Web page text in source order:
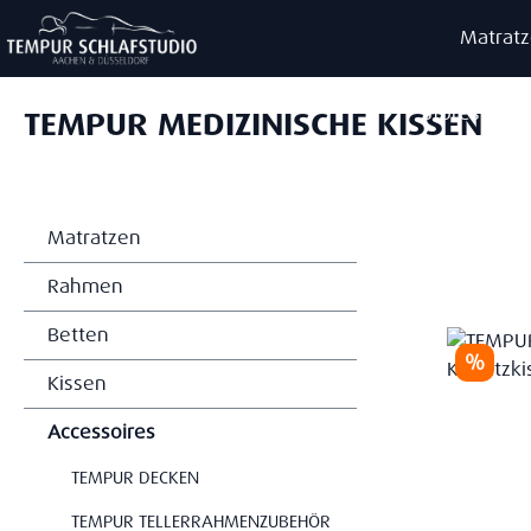
Hauptinhalt springen
Zur Suche springen
Zur Hauptnavigation springen
Stores
TEMPUR MEDIZINISCHE KISSEN
Matratzen
Rahmen
Betten
Kissen
Accessoires
TEMPUR DECKEN
TEMPUR TELLERRAHMENZUBEHÖR
Rabatt
%